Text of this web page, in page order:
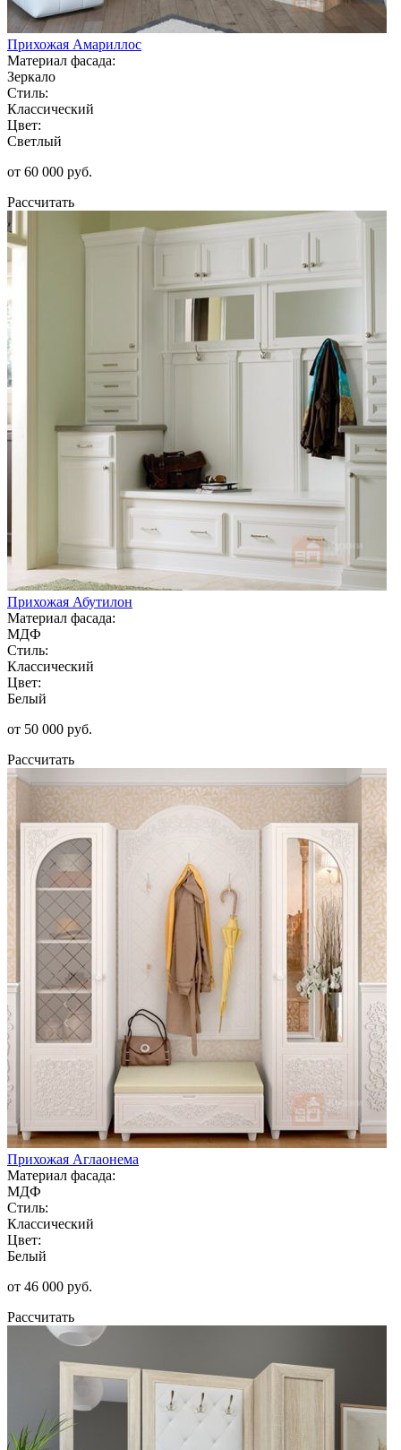
Прихожая Амариллос
Материал фасада:
Зеркало
Стиль:
Классический
Цвет:
Светлый
от 60 000 руб.
Рассчитать
Прихожая Абутилон
Материал фасада:
МДФ
Стиль:
Классический
Цвет:
Белый
от 50 000 руб.
Рассчитать
Прихожая Аглаонема
Материал фасада:
МДФ
Стиль:
Классический
Цвет:
Белый
от 46 000 руб.
Рассчитать